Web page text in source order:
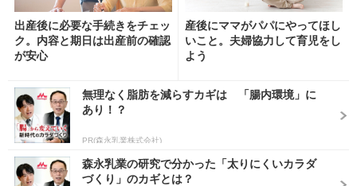
出産後に必要な手続きをチェッ
ク。内容と期日は出産前の確認
が安心
産後にママがパパにやってほし
いこと。夫婦協力して育児をし
よう
無理なく脂肪を減らすカギは 「腸内環境」に
あり！？
PR(森永乳業株式会社)
森永乳業の研究で分かった「太りにくいカラダ
づくり」のカギとは？